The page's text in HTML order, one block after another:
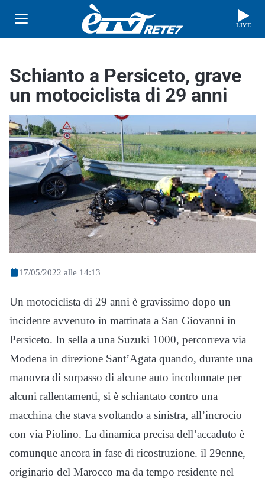
LIVE
Schianto a Persiceto, grave
un motociclista di 29 anni
17/05/2022 alle 14:13
Un motociclista di 29 anni è gravissimo dopo un
incidente avvenuto in mattinata a San Giovanni in
Persiceto. In sella a una Suzuki 1000, percorreva via
Modena in direzione Sant’Agata quando, durante una
manovra di sorpasso di alcune auto incolonnate per
alcuni rallentamenti, si è schiantato contro una
macchina che stava svoltando a sinistra, all’incrocio
con via Piolino. La dinamica precisa dell’accaduto è
comunque ancora in fase di ricostruzione. il 29enne,
originario del Marocco ma da tempo residente nel